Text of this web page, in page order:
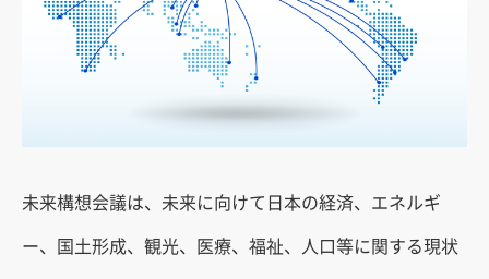
未来構想会議は、未来に向けて日本の経済、エネルギ
ー、国土形成、観光、医療、福祉、人口等に関する現状